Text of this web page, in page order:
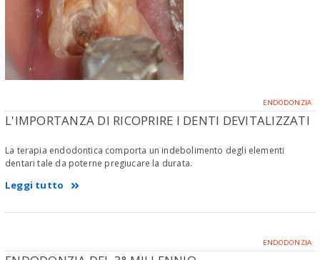
ENDODONZIA
L'IMPORTANZA DI RICOPRIRE I DENTI DEVITALIZZATI
La terapia endodontica comporta un indebolimento degli elementi
dentari tale da poterne pregiucare la durata.
Leggi tutto
ENDODONZIA